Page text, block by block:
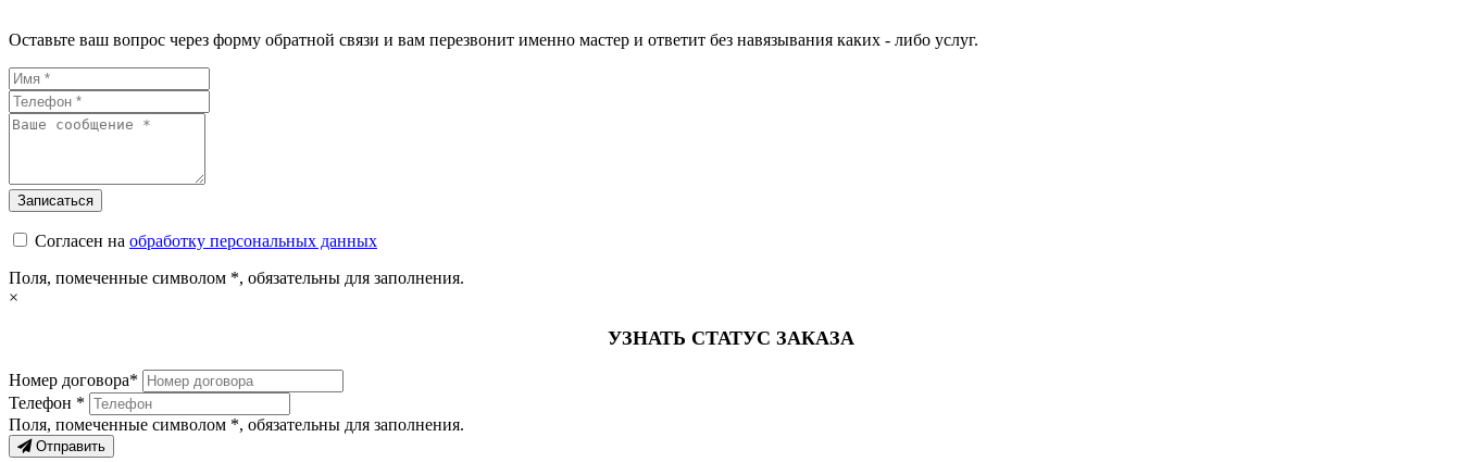
Оставьте ваш вопрос через форму обратной связи и вам перезвонит именно мастер и ответит без навязывания каких - либо услуг.
Согласен на обработку персональных данных
Поля, помеченные символом *, обязательны для заполнения.
×
УЗНАТЬ СТАТУС ЗАКАЗА
Номер договора*
Телефон *
Поля, помеченные символом *, обязательны для заполнения.
Отправить